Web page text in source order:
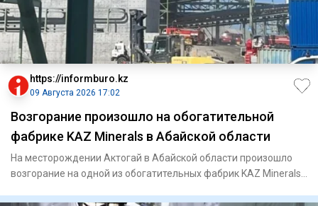
https://informburo.kz
09 Августа 2026 17:02
Возгорание произошло на обогатительной
фабрике KAZ Minerals в Абайской области
На месторождении Актогай в Абайской области произошло
возгорание на одной из обогатительных фабрик KAZ Minerals.